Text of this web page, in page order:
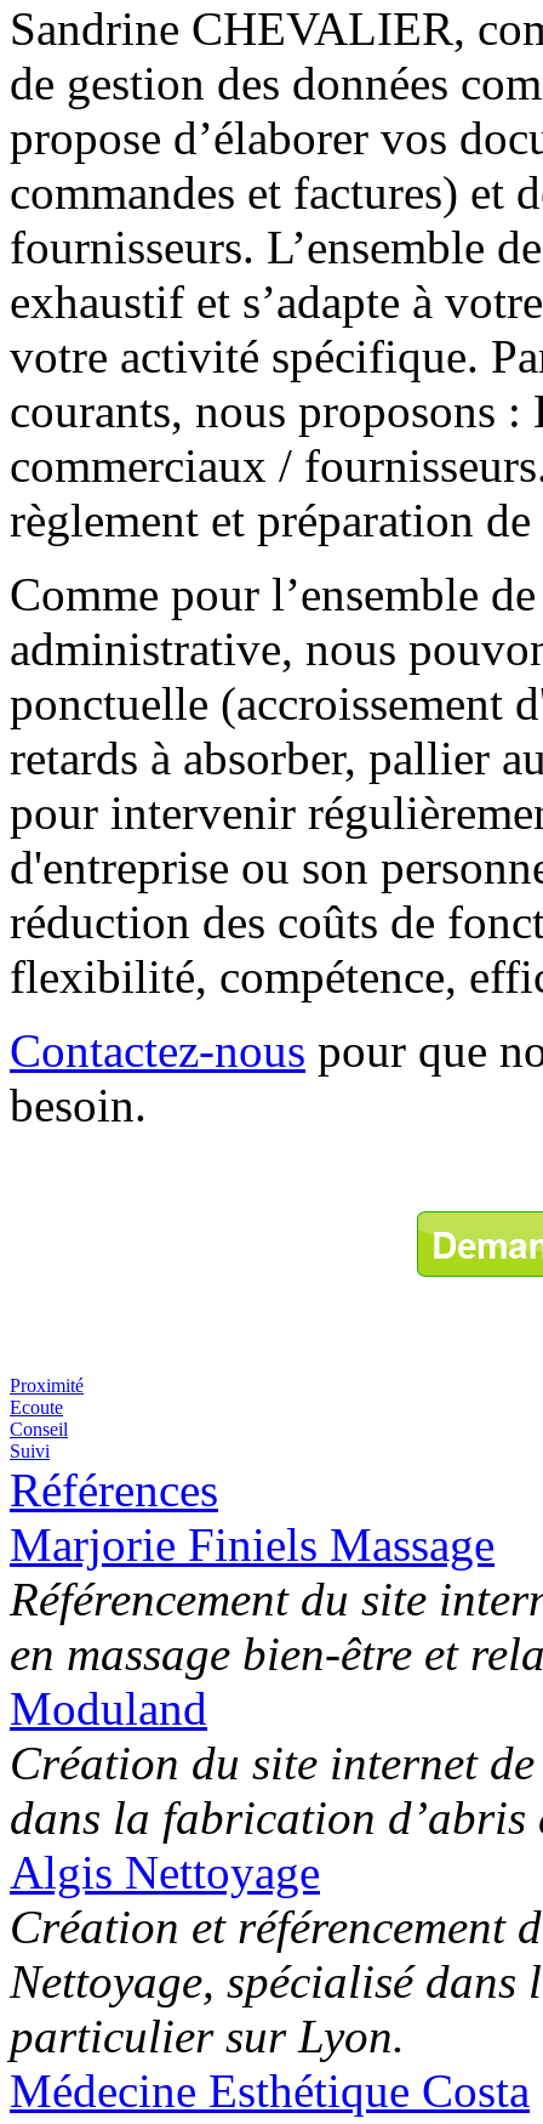
Sandrine CHEVALIER,
de gestion des données
propose d’élaborer vos
commandes et factures) et
fournisseurs. L’ensemble
exhaustif et s’adapte à
votre activité spécifique.
courants, nous proposons
commerciaux /
règlement et préparation
Comme pour l’ensemble
administrative, nous
ponctuelle (accroissement
retards à absorber, pallier
pour intervenir
d'entreprise ou son
réduction des coûts de
flexibilité, compétence,
Contactez-nous pour que
besoin.
Proximité
Ecoute
Conseil
Suivi
Références
Marjorie Finiels Massage
Référencement du site
en massage bien-être et
Moduland
Création du site internet
dans la fabrication
Algis Nettoyage
Création et référencement
Nettoyage, spécialisé dans
particulier sur Lyon.
Médecine Esthétique Costa